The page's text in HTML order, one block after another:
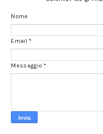
Nome
Email*
Messaggio*